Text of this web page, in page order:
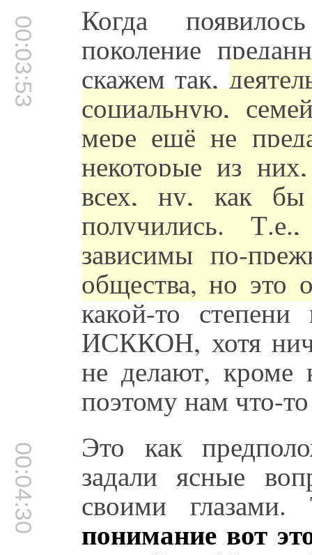
00:03:53 Когда
поколение
скажем так,
социальную,
мере ещё не
некоторые из
всех, ну, как бы
получились.
зависимы по-
общества, но это
какой-то
ИСККОН, хотя
не делают, кроме
поэтому нам что-
00:04:30 Это как
задали ясные
своими
понимание вот